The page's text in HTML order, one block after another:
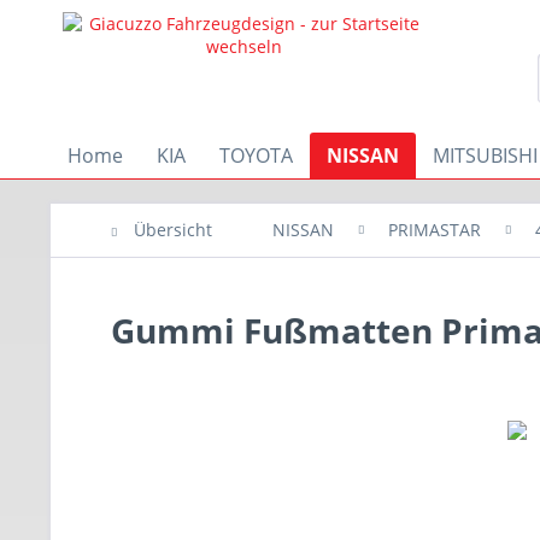
Home KIA TOYOTA NISSAN MITSUBISHI
Übersicht NISSAN PRIMASTAR
Gummi Fußmatten